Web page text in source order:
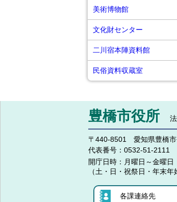
美術博物館
文化財センター
二川宿本陣資料館
民俗資料収蔵室
豊橋市役所
〒440-8501 愛知県豊橋市
代表番号： 0532-51-2111
開庁日時： 月曜日～金曜
（土・日・祝祭日・年末
各課連絡先